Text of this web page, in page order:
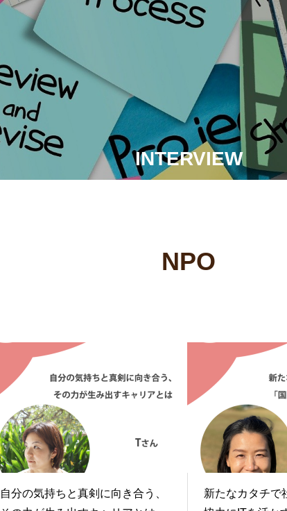
INTERVIEW
NPO
自分の気持ちと真剣に向き合う、
新たなカタチで